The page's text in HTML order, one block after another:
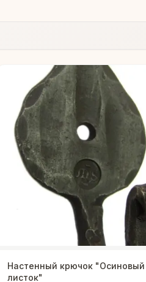
Настенный крючок "Осиновый
листок"